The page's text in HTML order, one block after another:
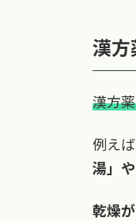
漢方
漢方
例えば
湯」
乾燥